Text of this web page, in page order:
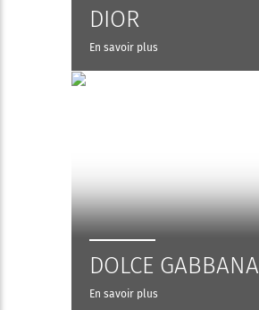
DIOR
En savoir plus
DOLCE GABBANA
En savoir plus